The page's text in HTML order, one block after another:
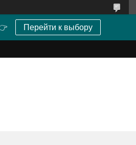
Перейти к выбору